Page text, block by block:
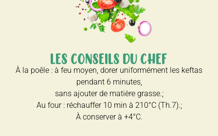
LES CONSEILS DU CHEF
À la poêle : à feu moyen, dorer uniformément les keftas
pendant 6 minutes,
sans ajouter de matière grasse.;
Au four : réchauffer 10 min à 210°C (Th.7).;
À conserver à +4°C.